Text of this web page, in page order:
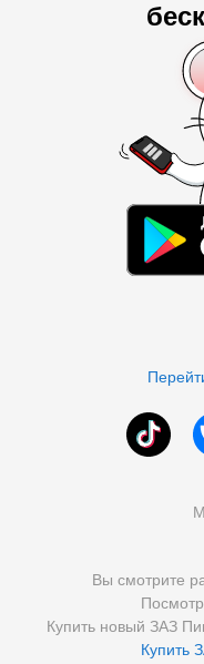
Вы смотрите
Купить новый ЗАЗ
Купить